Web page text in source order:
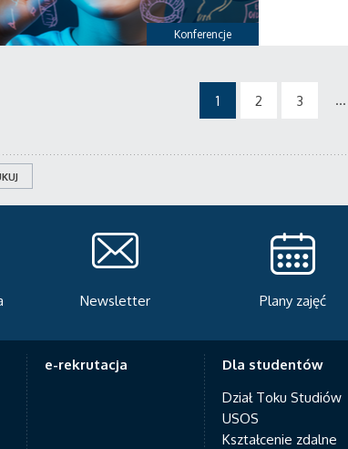
Konferencje
1 2 3 ...
Plany zajęć Serwis rekrutacyjny
e-rekrutacja
Dla studentów
Dział Toku Studiów
USOS
Kształcenie zdalne